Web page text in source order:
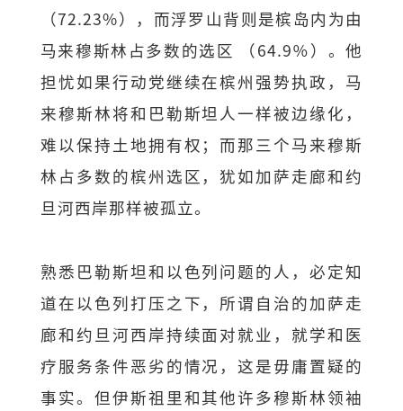
（72.23%），而浮罗山背则是槟岛内为由
马来穆斯林占多数的选区 （64.9％）。他
担忧如果行动党继续在槟州强势执政，马
来穆斯林将和巴勒斯坦人一样被边缘化，
难以保持土地拥有权；而那三个马来穆斯
林占多数的槟州选区，犹如加萨走廊和约
旦河西岸那样被孤立。
熟悉巴勒斯坦和以色列问题的人，必定知
道在以色列打压之下，所谓自治的加萨走
廊和约旦河西岸持续面对就业，就学和医
疗服务条件恶劣的情况，这是毋庸置疑的
事实。但伊斯祖里和其他许多穆斯林领袖